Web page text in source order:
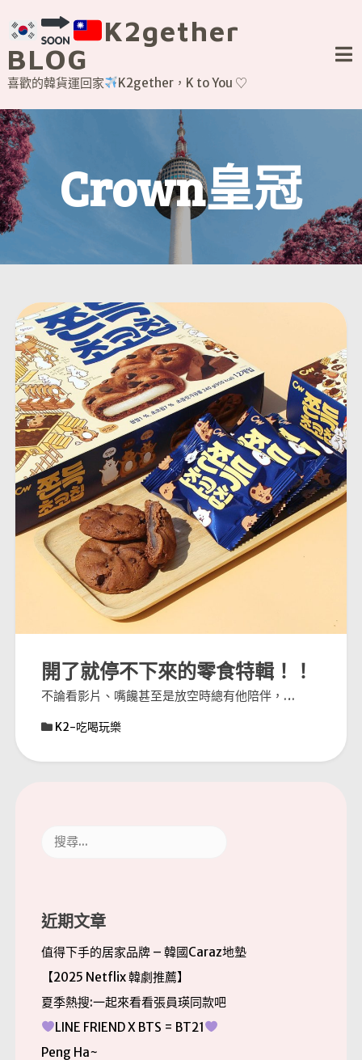
to
content
K2gether
BLOG
喜歡的韓貨運回家 K2gether，K to You ♡
Crown皇冠
開了就停不下來的零食特輯！！
不論看影片、嘴饞甚至是放空時總有他陪伴，…
K2-吃喝玩樂
字:
近期文章
值得下手的居家品牌 – 韓國Caraz地墊
【2025 Netflix 韓劇推薦】
夏季熱搜:一起來看看張員瑛同款吧
LINE FRIEND X BTS = BT21
Peng Ha~